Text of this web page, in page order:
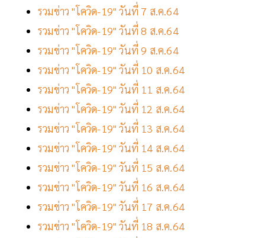
รวมข่าว "โควิด-19" วันที่ 7 ส.ค.64
รวมข่าว "โควิด-19" วันที่ 8 ส.ค.64
รวมข่าว "โควิด-19" วันที่ 9 ส.ค.64
รวมข่าว "โควิด-19" วันที่ 10 ส.ค.64
รวมข่าว "โควิด-19" วันที่ 11 ส.ค.64
รวมข่าว "โควิด-19" วันที่ 12 ส.ค.64
รวมข่าว "โควิด-19" วันที่ 13 ส.ค.64
รวมข่าว "โควิด-19" วันที่ 14 ส.ค.64
รวมข่าว "โควิด-19" วันที่ 15 ส.ค.64
รวมข่าว "โควิด-19" วันที่ 16 ส.ค.64
รวมข่าว "โควิด-19" วันที่ 17 ส.ค.64
รวมข่าว "โควิด-19" วันที่ 18 ส.ค.64